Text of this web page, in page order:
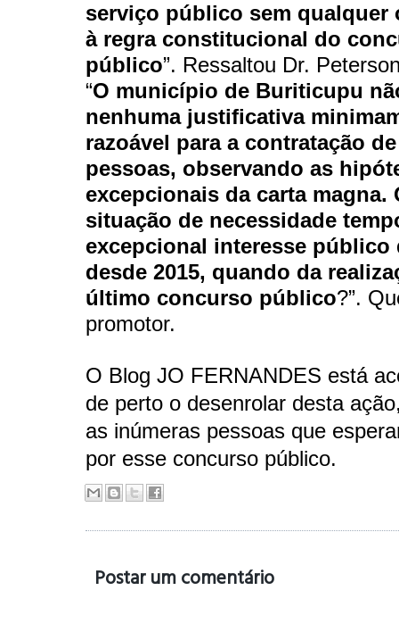
serviço público sem qualquer
à regra constitucional do
público”. Ressaltou Dr.
“O município de Buriticupu
nenhuma justificativa
razoável para a contratação
pessoas, observando as
excepcionais da carta magna.
situação de necessidade
excepcional interesse público
desde 2015, quando da
último concurso público?”.
promotor.
O Blog JO FERNANDES está
de perto o desenrolar desta
as inúmeras pessoas que
por esse concurso público.
Postar um comentário